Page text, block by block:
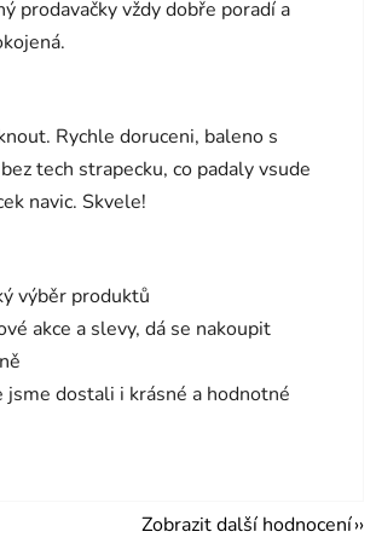
prodavačky vždy dobře poradí a
je 5 z 5 hvězdiček.
Rychle doruceni, baleno s
tech strapecku, co padaly vsude
navic. Skvele!
je 5 z 5 hvězdiček.
výběr produktů
akce a slevy, dá se nakoupit
jsme dostali i krásné a hodnotné
Zobrazit další hodnocení